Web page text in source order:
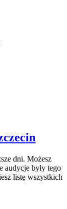
dni. Możesz
audycje były tego
listę wszystkich